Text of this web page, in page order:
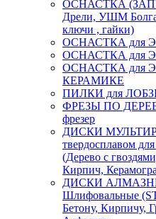
ОСНАСТКА
Дрели, УШМ
ключи , гайки)
ОСНАСТКА для
ОСНАСТКА для
ОСНАСТКА для
КЕРАМИКЕ
ПИЛКИ для
ФРЕЗЫ ПО
фрезер
ДИСКИ
твердосплавом
(Дерево с
Кирпич,
ДИСКИ
Шлифовальные
Бетону, Кирпичу,